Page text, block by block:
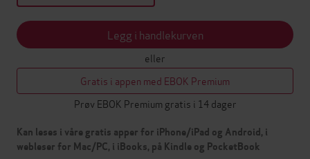
Legg i handlekurven
eller
Gratis i appen med EBOK Premium
Prøv EBOK Premium gratis i 14 dager
Kan leses i våre gratis apper for iPhone/iPad og Android, i
webleser for Mac/PC, i iBooks, på Kindle og PocketBook